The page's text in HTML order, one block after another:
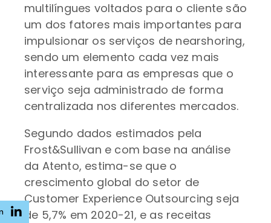
multilíngues voltados para o cliente são
um dos fatores mais importantes para
impulsionar os serviços de nearshoring,
sendo um elemento cada vez mais
interessante para as empresas que o
serviço seja administrado de forma
centralizada nos diferentes mercados.
Segundo dados estimados pela
Frost&Sullivan e com base na análise
da Atento, estima-se que o
crescimento global do setor de
Customer Experience Outsourcing seja
de 5,7% em 2020-21, e as receitas